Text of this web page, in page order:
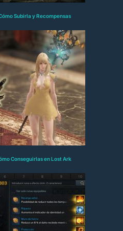
Subirla y Recompensas
Conseguirlas en Lost Ark